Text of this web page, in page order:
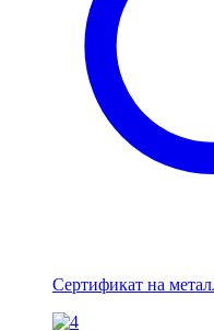
Сертификат на